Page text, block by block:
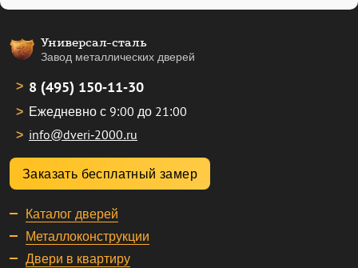
Универсал-сталь
Завод металлических дверей
Каталог дверей
Металлоконструкции
Двери в квартиру
8 (495) 150-11-30
Ежедневно с 9:00 до 21:00
info@dveri-2000.ru
Заказать бесплатный замер